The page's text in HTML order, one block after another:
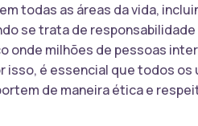
todas as áreas da vida,
se trata de
onde milhões de pessoas
é essencial que todos
de maneira ética e